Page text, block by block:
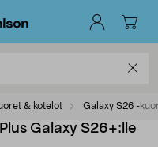
& kotelot Galaxy S26 -
Galaxy S26+:lle